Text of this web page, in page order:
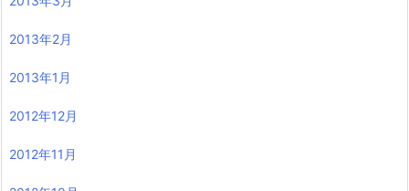
2013年2月
2013年1月
2012年12月
2012年11月